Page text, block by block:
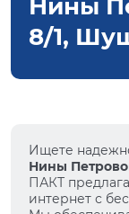
Нины
8/1,
Ищете
Нины
ПАКТ
интернет с